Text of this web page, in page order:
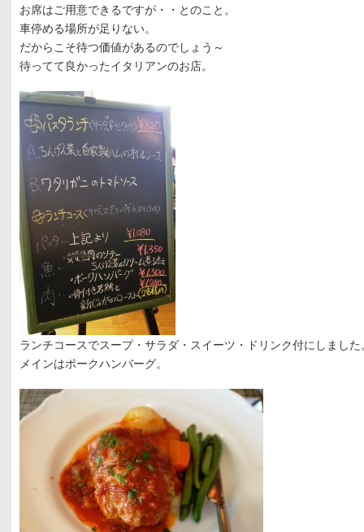
お席はご用意できるですが・・とのこと。
車停める場所が足りない。
だからこそ待つ価値があるのでしょう～
待ってて良かったイタリアンのお店。
ランチコースでスープ・サラダ・スイーツ・ドリンク付にしました
メインはポークハンバーグ。